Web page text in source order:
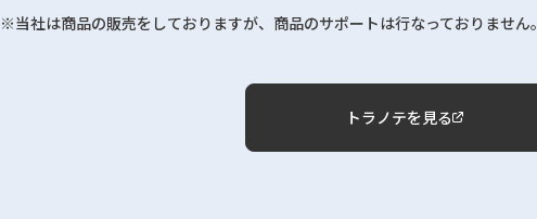
※当社は商品の販売をしておりますが、商品のサポートは行なっておりません。
トラノテを見る